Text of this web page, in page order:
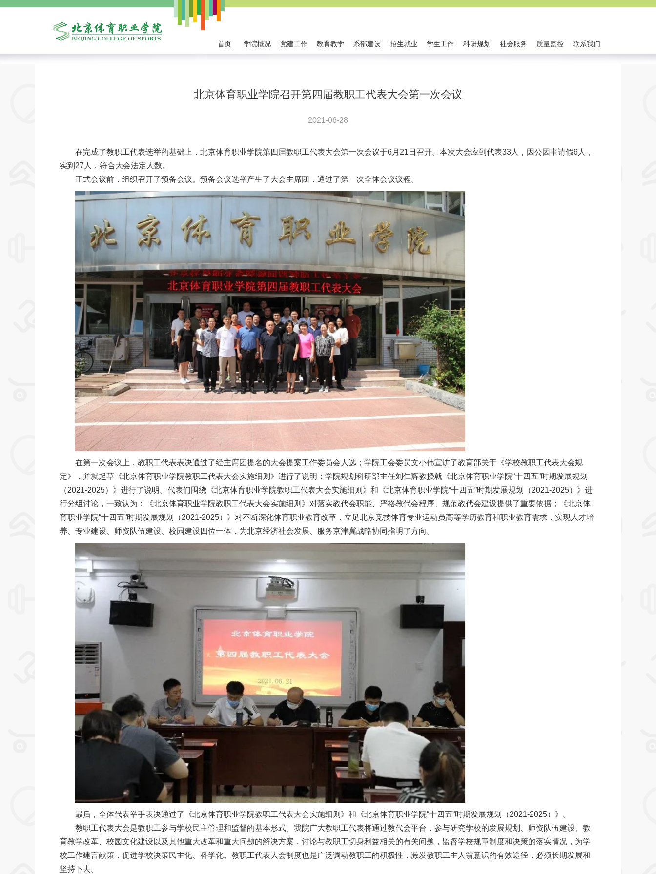
首页 学院概况 党建工作 教育教学 系部建设 招生就业 学生工作 科研规划 社会服务 质量监控 联系我们
北京体育职业学院召开第四届教职工代表大会第一次会议
2021-06-28
在完成了教职工代表选举的基础上，北京体育职业学院第四届教职工代表大会第一次会议于6月21日召开。本次大会应到代表33人，因公因事请假6人，
实到27人，符合大会法定人数。
正式会议前，组织召开了预备会议。预备会议选举产生了大会主席团，通过了第一次全体会议议程。
在第一次会议上，教职工代表表决通过了经主席团提名的大会提案工作委员会人选；学院工会委员文小伟宣讲了教育部关于《学校教职工代表大会规
定》，并就起草《北京体育职业学院教职工代表大会实施细则》进行了说明；学院规划科研部主任刘仁辉教授就《北京体育职业学院“十四五”时期发展规划
（2021-2025）》进行了说明。代表们围绕《北京体育职业学院教职工代表大会实施细则》和《北京体育职业学院“十四五”时期发展规划（2021-2025）》进
行分组讨论，一致认为：《北京体育职业学院教职工代表大会实施细则》对落实教代会职能、严格教代会程序、规范教代会建设提供了重要依据；《北京体
育职业学院“十四五”时期发展规划（2021-2025）》对不断深化体育职业教育改革，立足北京竞技体育专业运动员高等学历教育和职业教育需求，实现人才培
养、专业建设、师资队伍建设、校园建设四位一体，为北京经济社会发展、服务京津冀战略协同指明了方向。
最后，全体代表举手表决通过了《北京体育职业学院教职工代表大会实施细则》和《北京体育职业学院“十四五”时期发展规划（2021-2025）》。
教职工代表大会是教职工参与学校民主管理和监督的基本形式。我院广大教职工代表将通过教代会平台，参与研究学校的发展规划、师资队伍建设、教
育教学改革、校园文化建设以及其他重大改革和重大问题的解决方案，讨论与教职工切身利益相关的有关问题，监督学校规章制度和决策的落实情况，为学
校工作建言献策，促进学校决策民主化、科学化。教职工代表大会制度也是广泛调动教职工的积极性，激发教职工主人翁意识的有效途径，必须长期发展和
坚持下去。